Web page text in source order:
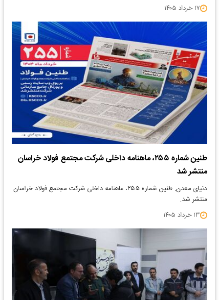
۱۷ خرداد ۱۴۰۵
طنین شماره ۲۵۵، ماهنامه داخلی شرکت مجتمع فولاد خراسان
منتشر شد
دنیای معدن: طنین شماره ۲۵۵، ماهنامه داخلی شرکت مجتمع فولاد خراسان
منتشر شد.
۱۳ خرداد ۱۴۰۵